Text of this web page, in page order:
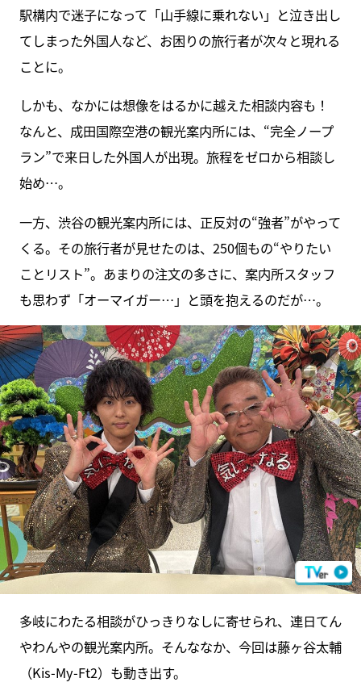
駅構内で迷子になって「山手線に乗れない」と泣き出し
てしまった外国人など、お困りの旅行者が次々と現れる
ことに。
しかも、なかには想像をはるかに越えた相談内容も！
なんと、成田国際空港の観光案内所には、“完全ノープ
ラン”で来日した外国人が出現。旅程をゼロから相談し
始め…。
一方、渋谷の観光案内所には、正反対の“強者”がやって
くる。その旅行者が見せたのは、250個もの“やりたい
ことリスト”。あまりの注文の多さに、案内所スタッフ
も思わず「オーマイガー…」と頭を抱えるのだが…。
多岐にわたる相談がひっきりなしに寄せられ、連日てん
やわんやの観光案内所。そんななか、今回は藤ヶ谷太輔
（Kis-My-Ft2）も動き出す。